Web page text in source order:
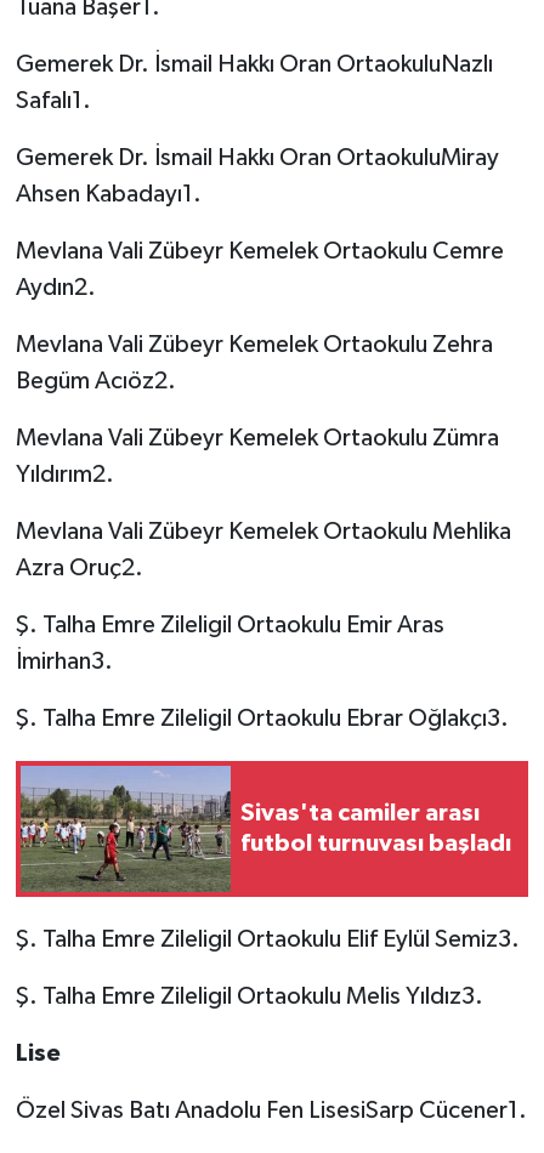
Tuana Başer1.
Gemerek Dr. İsmail Hakkı Oran OrtaokuluNazlı
Safalı1.
Gemerek Dr. İsmail Hakkı Oran OrtaokuluMiray
Ahsen Kabadayı1.
Mevlana Vali Zübeyr Kemelek Ortaokulu Cemre
Aydın2.
Mevlana Vali Zübeyr Kemelek Ortaokulu Zehra
Begüm Acıöz2.
Mevlana Vali Zübeyr Kemelek Ortaokulu Zümra
Yıldırım2.
Mevlana Vali Zübeyr Kemelek Ortaokulu Mehlika
Azra Oruç2.
Ş. Talha Emre Zileligil Ortaokulu Emir Aras
İmirhan3.
Ş. Talha Emre Zileligil Ortaokulu Ebrar Oğlakçı3.
Sivas'ta camiler arası
futbol turnuvası başladı
Ş. Talha Emre Zileligil Ortaokulu Elif Eylül Semiz3.
Ş. Talha Emre Zileligil Ortaokulu Melis Yıldız3.
Lise
Özel Sivas Batı Anadolu Fen LisesiSarp Cücener1.